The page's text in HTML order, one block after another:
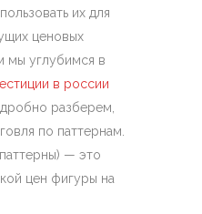
их для
ценовых
мы углубимся в
в россии
разберем,
по паттернам.
— это
цен фигуры на